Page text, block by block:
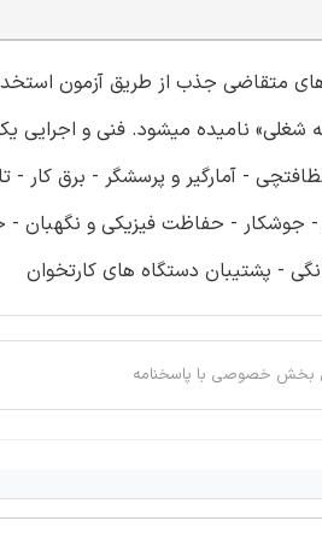
- آمارگیر و پرسشگر - برق کار -
جوشکار - حفاظت فیزیکی و نگهبان -
- پشتیبان دستگاه های کارتخوان
بخش خصوصی با پاسخنامه